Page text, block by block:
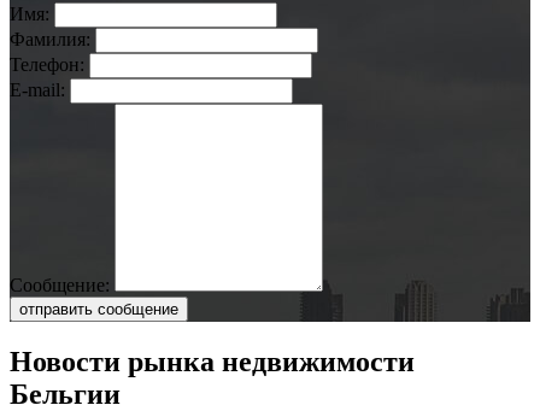
Имя:
Фамилия:
Телефон:
E-mail:
Сообщение:
отправить сообщение
Новости рынка недвижимости
Бельгии